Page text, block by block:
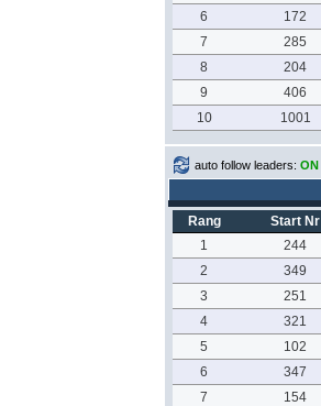
6
172
7
285
8
204
9
406
10
1001
auto follow leaders: ON
Rang Start Nr
1
244
2
349
3
251
4
321
5
102
6
347
7
154